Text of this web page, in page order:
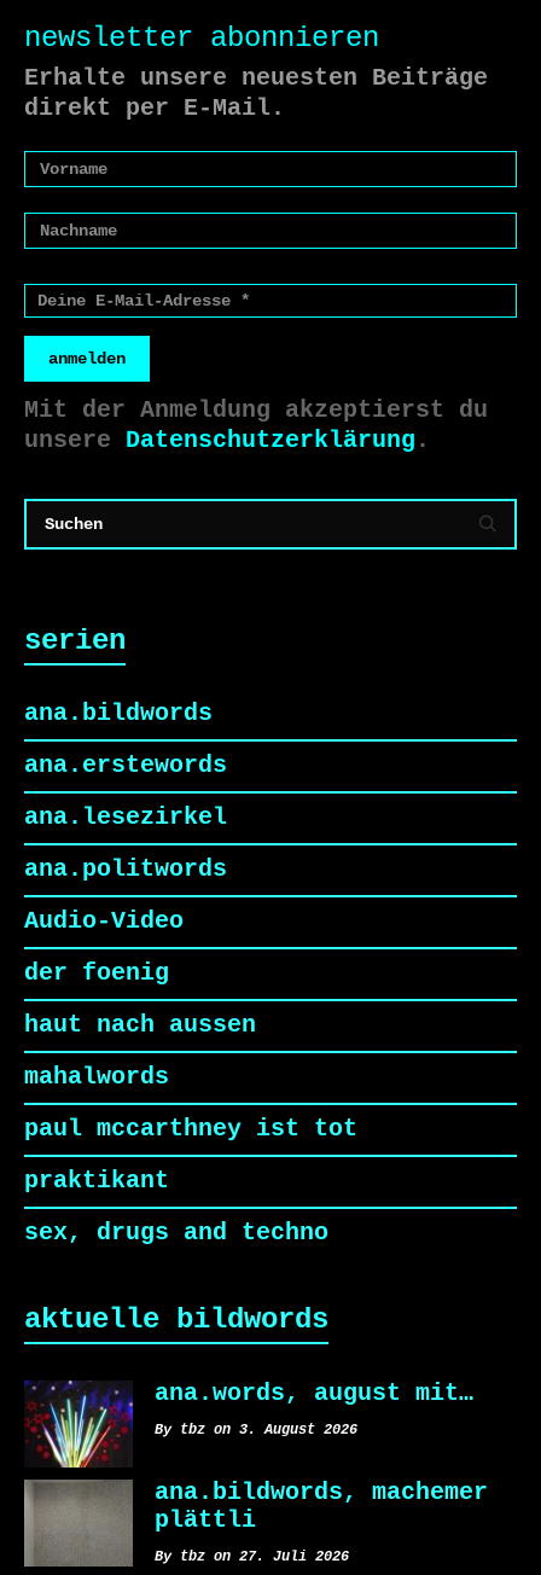
newsletter abonnieren
Erhalte unsere neuesten Beiträge
direkt per E-Mail.
anmelden
Mit der Anmeldung akzeptierst du
unsere Datenschutzerklärung .
serien
ana.bildwords
ana.erstewords
ana.lesezirkel
ana.politwords
Audio-Video
der foenig
haut nach aussen
mahalwords
paul mccarthney ist tot
praktikant
sex, drugs and techno
aktuelle bildwords
ana.words, august mit…
By tbz on 3. August 2026
ana.bildwords, machemer
plättli
By tbz on 27. Juli 2026